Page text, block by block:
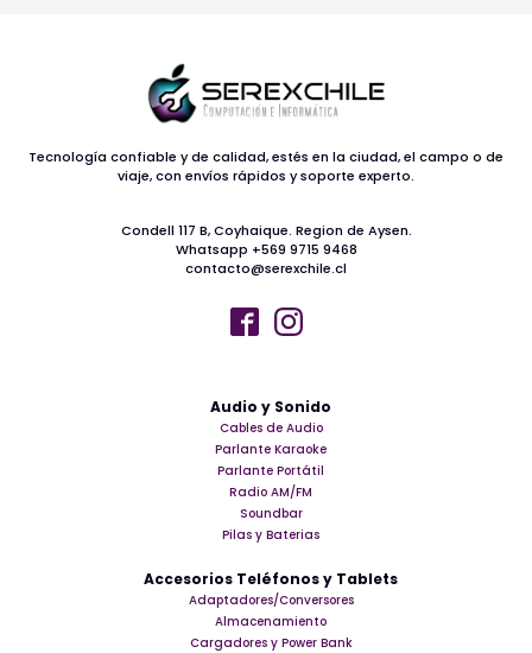
Audio y Sonido
Cables de Audio
Parlante Karaoke
Parlante Portátil
Radio AM/FM
Soundbar
Pilas y Baterias
Accesorios Teléfonos y Tablets
Adaptadores/Conversores
Almacenamiento
Cargadores y Power Bank
Tecnología confiable y de calidad, estés en la ciudad, el campo o de
viaje, con envíos rápidos y soporte experto.
Condell 117 B, Coyhaique. Region de Aysen.
Whatsapp +569 9715 9468
contacto@serexchile.cl